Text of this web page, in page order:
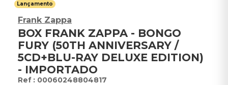
Lançamento
Frank Zappa
BOX FRANK ZAPPA - BONGO
FURY (50TH ANNIVERSARY /
5CD+BLU-RAY DELUXE EDITION)
- IMPORTADO
: 00060248804817